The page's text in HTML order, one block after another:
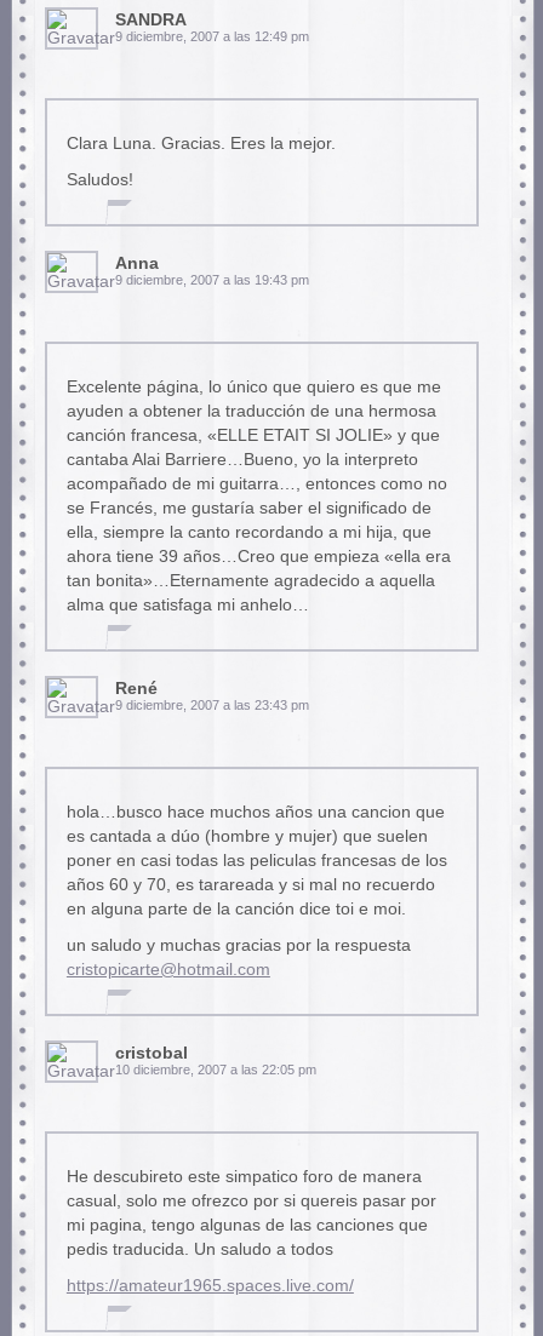
SANDRA
9 diciembre, 2007 a las 12:49 pm
Clara Luna. Gracias. Eres la mejor.
Saludos!
Anna
9 diciembre, 2007 a las 19:43 pm
Excelente página, lo único que quiero es que me
ayuden a obtener la traducción de una hermosa
canción francesa, «ELLE ETAIT SI JOLIE» y que
cantaba Alai Barriere…Bueno, yo la interpreto
acompañado de mi guitarra…, entonces como no
se Francés, me gustaría saber el significado de
ella, siempre la canto recordando a mi hija, que
ahora tiene 39 años…Creo que empieza «ella era
tan bonita»…Eternamente agradecido a aquella
alma que satisfaga mi anhelo…
René
9 diciembre, 2007 a las 23:43 pm
hola…busco hace muchos años una cancion que
es cantada a dúo (hombre y mujer) que suelen
poner en casi todas las peliculas francesas de los
años 60 y 70, es tarareada y si mal no recuerdo
en alguna parte de la canción dice toi e moi.
un saludo y muchas gracias por la respuesta
cristopicarte@hotmail.com
cristobal
10 diciembre, 2007 a las 22:05 pm
He descubireto este simpatico foro de manera
casual, solo me ofrezco por si quereis pasar por
mi pagina, tengo algunas de las canciones que
pedis traducida. Un saludo a todos
https://amateur1965.spaces.live.com/